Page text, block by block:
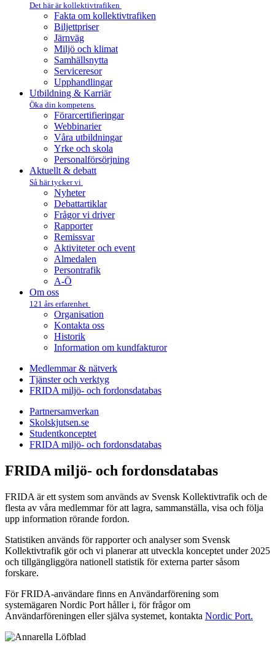
Det här är kollektivtrafiken
Fakta om kollektivtrafiken
Biljettpriser
Järnväg
Miljö och klimat
Samhällsnytta
Serviceresor
Upphandlingar
Utbildning & Karriär
Öka din kompetens
Förarcertifieringar
Webbinarier
Våra utbildningar
Yrke och skola
Personalförsörjning
Aktuellt & debatt
Så här tycker vi
Nyheter
Debattartiklar
Frågor vi driver
Rapporter
Remissvar
Aktiviteter och event
Almedalen
Persontrafik
A-Ö
Om oss
121 års erfarenhet
Organisation
Kontakta oss
Historik
Information om kundfakturor
Medlemmar & nätverk
Tjänster och verktyg
FRIDA miljö- och fordonsdatabas
Partner­samverkan
Skolskjutsen.se
Studentkonceptet
FRIDA miljö- och fordonsdatabas
FRIDA miljö- och fordonsdatabas
FRIDA är ett system som används av Svensk Kollektivtrafik och de
flesta av våra medlemmar för att lagra, sammanställa, visa och följa
upp information rörande fordon.
Statistiken används för rapporter och analyser som Svensk
Kollektivtrafik gör och vi planerar att utveckla konceptet under 2025
och tillgängliggöra nationell statistik för externa parter såsom
forskare.
För FRIDA-användare finns en Användarförening som
systemägaren Nordic Port håller i, för frågor om
Användarföreningen eller själva systemet, kontakta Nordic Port.